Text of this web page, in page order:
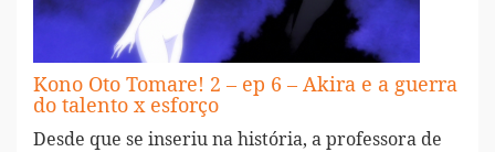
Kono Oto Tomare! 2 – ep 6 – Akira e a guerra
do talento x esforço
Desde que se inseriu na história, a professora de